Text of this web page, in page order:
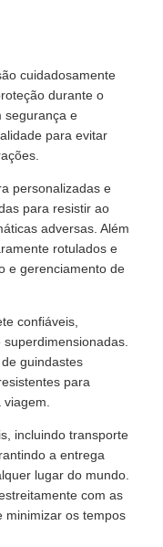
cuidadosamente
durante o
segurança e
para evitar
personalizadas e
para resistir ao
adversas. Além
rotulados e
e gerenciamento de
confiáveis,
guindastes
para
viagem.
incluindo transporte
a entrega
lugar do mundo.
com as
minimizar os tempos